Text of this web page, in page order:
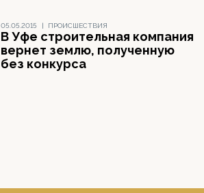
05.05.2015 | ПРОИСШЕСТВИЯ
В Уфе строительная компания
вернет землю, полученную
без конкурса